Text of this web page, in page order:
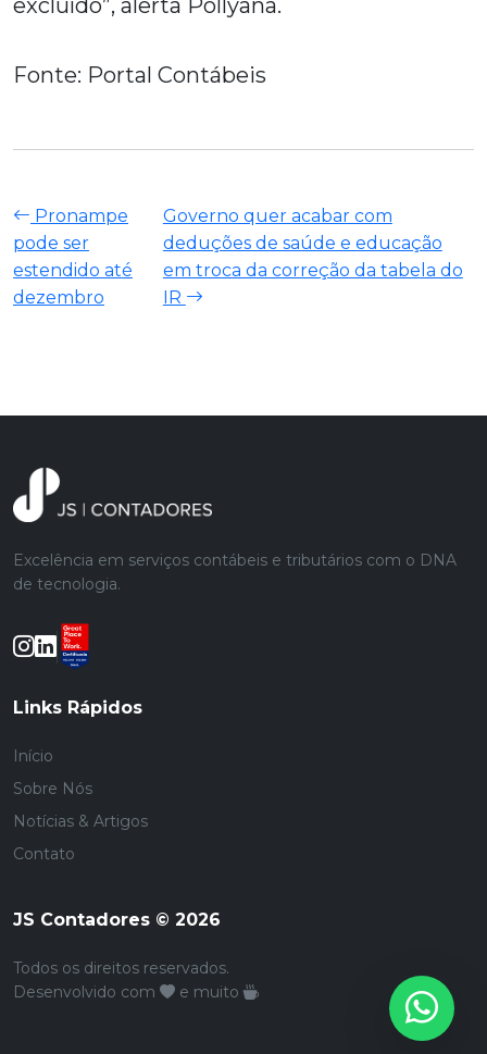
excluído”, alerta Pollyana.
Fonte: Portal Contábeis
Pronampe
pode ser
estendido até
dezembro
Governo quer acabar com
deduções de saúde e educação
em troca da correção da tabela do
IR
Excelência em serviços contábeis e tributários com o DNA
de tecnologia.
Links Rápidos
Início
Sobre Nós
Notícias & Artigos
Contato
JS Contadores © 2026
Todos os direitos reservados.
Desenvolvido com
e muito